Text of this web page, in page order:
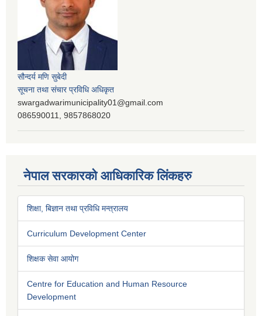
सौन्दर्य मणि सुबेदी
सूचना तथा संचार प्रविधि अधिकृत
swargadwarimunicipality01@gmail.com
086590011, 9857868020
नेपाल सरकारको आधिकारिक लिंकहरु
शिक्षा, बिज्ञान तथा प्रविधि मन्त्रालय
Curriculum Development Center
शिक्षक सेवा आयोग
Centre for Education and Human Resource
Development